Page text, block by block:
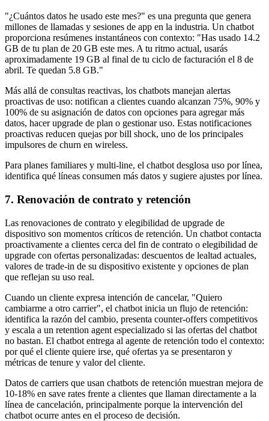
"¿Cuántos datos he usado este mes?" es una pregunta que genera
millones de llamadas y sesiones de app en la industria. Un chatbot
proporciona resúmenes instantáneos con contexto: "Has usado 14.2
GB de tu plan de 20 GB este mes. A tu ritmo actual, usarás
aproximadamente 19 GB al final de tu ciclo de facturación el 8 de
abril. Te quedan 5.8 GB."
Más allá de consultas reactivas, los chatbots manejan alertas
proactivas de uso: notifican a clientes cuando alcanzan 75%, 90% y
100% de su asignación de datos con opciones para agregar más
datos, hacer upgrade de plan o gestionar uso. Estas notificaciones
proactivas reducen quejas por bill shock, uno de los principales
impulsores de churn en wireless.
Para planes familiares y multi-line, el chatbot desglosa uso por línea,
identifica qué líneas consumen más datos y sugiere ajustes por línea.
7. Renovación de contrato y retención
Las renovaciones de contrato y elegibilidad de upgrade de
dispositivo son momentos críticos de retención. Un chatbot contacta
proactivamente a clientes cerca del fin de contrato o elegibilidad de
upgrade con ofertas personalizadas: descuentos de lealtad actuales,
valores de trade-in de su dispositivo existente y opciones de plan
que reflejan su uso real.
Cuando un cliente expresa intención de cancelar, "Quiero
cambiarme a otro carrier", el chatbot inicia un flujo de retención:
identifica la razón del cambio, presenta counter-offers competitivos
y escala a un retention agent especializado si las ofertas del chatbot
no bastan. El chatbot entrega al agente de retención todo el contexto:
por qué el cliente quiere irse, qué ofertas ya se presentaron y
métricas de tenure y valor del cliente.
Datos de carriers que usan chatbots de retención muestran mejora de
10-18% en save rates frente a clientes que llaman directamente a la
línea de cancelación, principalmente porque la intervención del
chatbot ocurre antes en el proceso de decisión.